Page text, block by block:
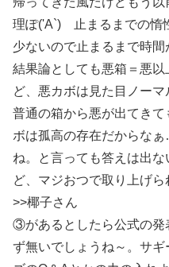
理ぽ('A`) 止まるまでの
少ないので止まるまで時
結果論としても悪箱＝悪
ど、悪カボは見た目ノー
普通の箱から悪が出てき
ボは孤高の存在だからな
ね。と言っても答えは出
ど、マジおつで取り上げら
>>椰子さん
③があるとしたら公式の発
ず無いでしょうね～。サ